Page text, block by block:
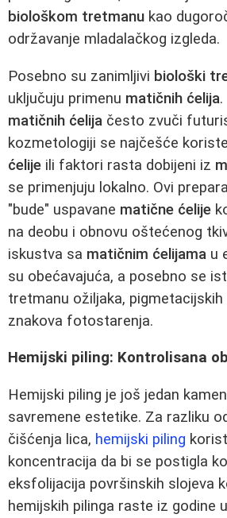
biološkom tretmanu kao
održavanje mladalačkog izgleda.
Posebno su zanimljivi biološki
uključuju primenu matičnih ćelija
matičnih ćelija često zvuči
kozmetologiji se najčešće
ćelije ili faktori rasta dobijeni iz
se primenjuju lokalno. Ovi
"bude" uspavane matične ćelije
na deobu i obnovu oštećenog
iskustva sa matičnim ćelijama u
su obećavajuća, a posebno se
tretmanu ožiljaka,
znakova fotostarenja.
Hemijski piling: Kontrolisana
Hemijski piling je još jedan
savremene estetike. Za razliku
čišćenja lica, hemijski piling
koncentracija da bi se postigla
eksfolijacija površinskih slojeva
hemijskih pilinga raste iz godine